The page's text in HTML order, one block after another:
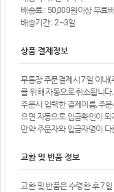
배송료 : 50,000원이상 무료
배송기간 : 2~3일
상품 결제정보
무통장 주문결제시 7일 이내(
를 위해 자동으로 취소됩니다.
주문시 입력한 결제이름, 주
으면 자동으로 입금확인이 되
만약 주문자와 입금자명이
교환 및 반품 정보
교환 및 반품은 수령한 후 7